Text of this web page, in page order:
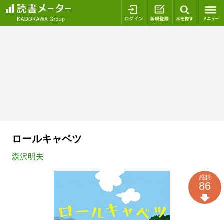
ログイン 新規登録
ロールキャベツ
森沢明夫
感想
86